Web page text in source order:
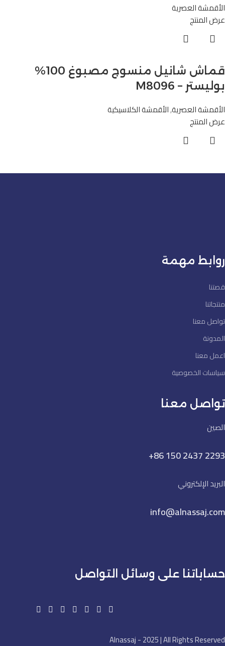
الأقمشة العصرية
عرض المنتج
قماش شانيل منسوج مصبوغ 100%
بوليستر – M8096
الأقمشة العصرية,الأقمشة الكلاسيكية
عرض المنتج
روابط مهمة
قصتنا
منتجاتنا
تواصل معنا
المدونة
اعمل معنا
سياسات الخصوصية
تواصل معنا
الصين
+86 150 2437 2293
البريد الإلكتروني
info@alnassaj.com
حساباتنا على وسائل التواصل
Alnassaj - 2025 | All Rights Reserved